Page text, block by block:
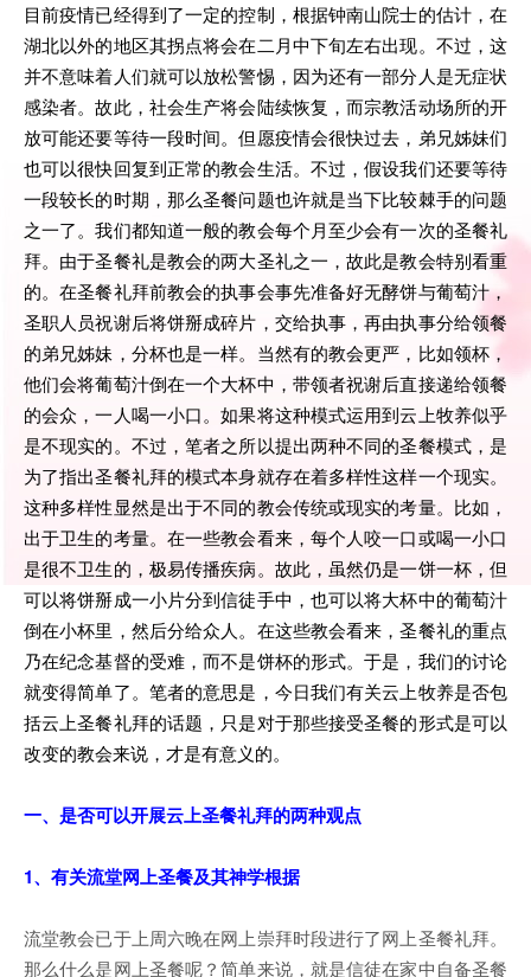
目前疫情已经得到了一定的控制，根据钟南山院士的估计，在
湖北以外的地区其拐点将会在二月中下旬左右出现。不过，这
并不意味着人们就可以放松警惕，因为还有一部分人是无症状
感染者。故此，社会生产将会陆续恢复，而宗教活动场所的开
放可能还要等待一段时间。但愿疫情会很快过去，弟兄姊妹们
也可以很快回复到正常的教会生活。不过，假设我们还要等待
一段较长的时期，那么圣餐问题也许就是当下比较棘手的问题
之一了。我们都知道一般的教会每个月至少会有一次的圣餐礼
拜。由于圣餐礼是教会的两大圣礼之一，故此是教会特别看重
的。在圣餐礼拜前教会的执事会事先准备好无酵饼与葡萄汁，
圣职人员祝谢后将饼掰成碎片，交给执事，再由执事分给领餐
的弟兄姊妹，分杯也是一样。当然有的教会更严，比如领杯，
他们会将葡萄汁倒在一个大杯中，带领者祝谢后直接递给领餐
的会众，一人喝一小口。如果将这种模式运用到云上牧养似乎
是不现实的。不过，笔者之所以提出两种不同的圣餐模式，是
为了指出圣餐礼拜的模式本身就存在着多样性这样一个现实。
这种多样性显然是出于不同的教会传统或现实的考量。比如，
出于卫生的考量。在一些教会看来，每个人咬一口或喝一小口
是很不卫生的，极易传播疾病。故此，虽然仍是一饼一杯，但
可以将饼掰成一小片分到信徒手中，也可以将大杯中的葡萄汁
倒在小杯里，然后分给众人。在这些教会看来，圣餐礼的重点
乃在纪念基督的受难，而不是饼杯的形式。于是，我们的讨论
就变得简单了。笔者的意思是，今日我们有关云上牧养是否包
括云上圣餐礼拜的话题，只是对于那些接受圣餐的形式是可以
改变的教会来说，才是有意义的。
一、是否可以开展云上圣餐礼拜的两种观点
1、有关流堂网上圣餐及其神学根据
流堂教会已于上周六晚在网上崇拜时段进行了网上圣餐礼拜。
那么什么是网上圣餐呢？简单来说，就是信徒在家中自备圣餐